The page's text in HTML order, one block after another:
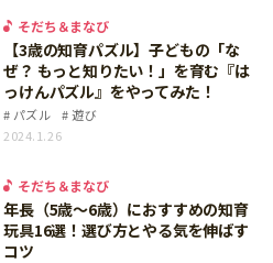
そだち＆まなび
【3歳の知育パズル】子どもの「な
ぜ？ もっと知りたい！」を育む『は
っけんパズル』をやってみた！
パズル
遊び
2024.1.26
そだち＆まなび
年長（5歳～6歳）におすすめの知育
玩具16選！選び方とやる気を伸ばす
コツ